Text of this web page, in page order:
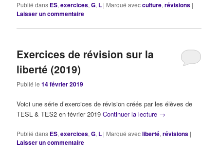
Publié dans ES,exercices,G, L | Marqué avecculture,révisions |
Laisser un commentaire
Exercices de révision sur la
liberté (2019)
Publié le14 février 2019
Voici une série d’exercices de révision créés par les élèves de
TESL & TES2 en février 2019Continuer la lecture →
Publié dans ES,exercices,G, L | Marqué avecliberté,révisions |
Laisser un commentaire